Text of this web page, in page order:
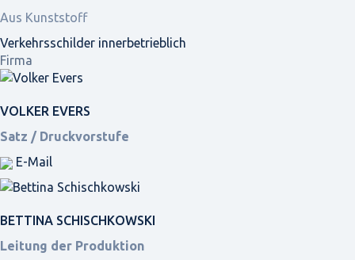
Aus Kunststoff
Verkehrsschilder innerbetrieblich
Firma
VOLKER EVERS
Satz / Druckvorstufe
E-Mail
BETTINA SCHISCHKOWSKI
Leitung der Produktion